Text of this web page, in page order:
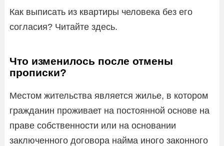
Как выписать из квартиры человека без его
согласия? Читайте здесь.
Что изменилось после отмены
прописки?
Местом жительства является жилье, в котором
гражданин проживает на постоянной основе на
праве собственности или на основании
заключенного договора найма иного законного